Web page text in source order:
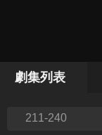
劇集列表
211-240